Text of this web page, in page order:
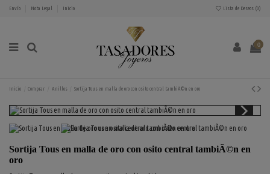
Envío Nota Legal Inicio Lista de Deseos (0)
0
Inicio Comprar Anillos Sortija Tous en malla de oro con osito central tambiÃ©n en oro
Sortija Tous en malla de oro con osito central tambiÃ©n en
oro